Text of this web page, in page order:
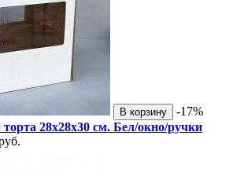
В корзину
-17%
28х28х30 см. Бел/окно/ручки